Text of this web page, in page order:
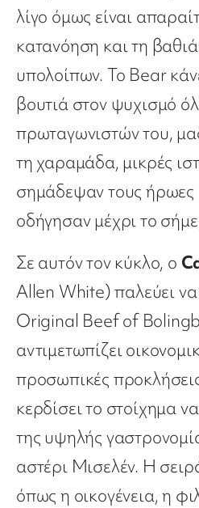
λίγο όμως είναι
κατανόηση και τη
υπολοίπων. Το Bear
βουτιά στον ψυχισμό
πρωταγωνιστών του,
τη χαραμάδα, μικρές
σημάδεψαν τους ήρωες
οδήγησαν μέχρι το
Σε αυτόν τον κύκλο, ο
Allen White) παλεύει να
Original Beef of
αντιμετωπίζει
προσωπικές
κερδίσει το στοίχημα
της υψηλής
αστέρι Μισελέν. Η
όπως η οικογένεια, η